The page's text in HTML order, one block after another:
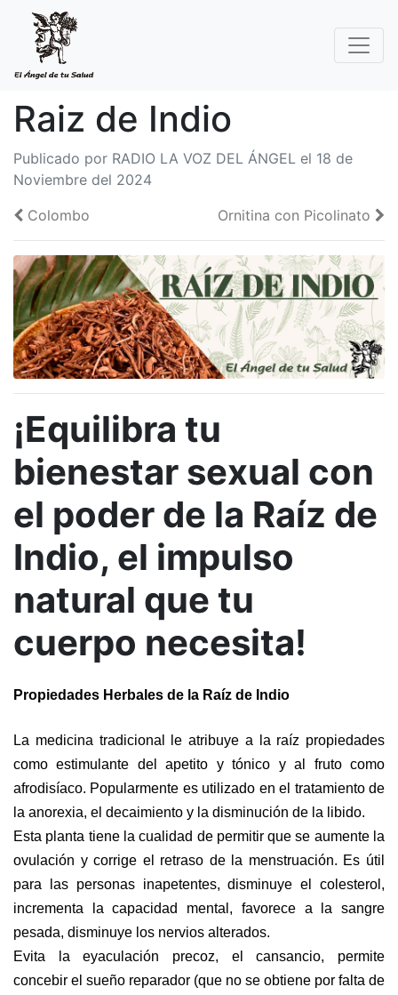
Raiz de Indio
Publicado por RADIO LA VOZ DEL ÁNGEL el 18 de
Noviembre del 2024
Colombo
Ornitina con Picolinato
¡Equilibra tu
bienestar sexual con
el poder de la Raíz de
Indio, el impulso
natural que tu
cuerpo necesita!
Propiedades Herbales de la Raíz de Indio
La medicina tradicional le atribuye a la raíz propiedades
como estimulante del apetito y tónico y al fruto como
afrodisíaco. Popularmente es utilizado en el tratamiento de
la anorexia, el decaimiento y la disminución de la libido.
Esta planta tiene la cualidad de permitir que se aumente la
ovulación y corrige el retraso de la menstruación. Es útil
para las personas inapetentes, disminuye el colesterol,
incrementa la capacidad mental, favorece a la sangre
pesada, disminuye los nervios alterados.
Evita la eyaculación precoz, el cansancio, permite
concebir el sueño reparador (que no se obtiene por falta de